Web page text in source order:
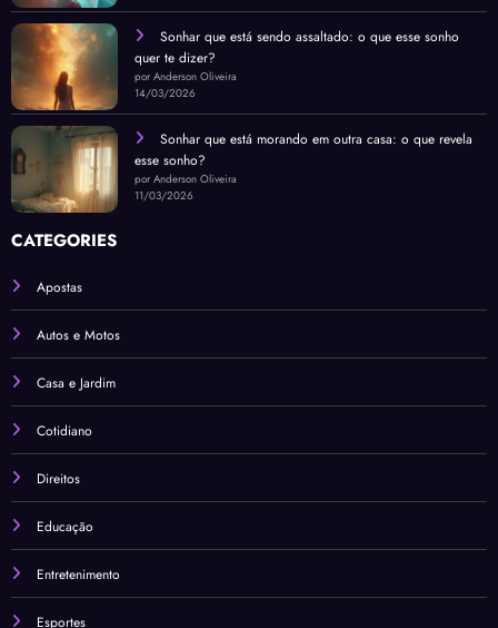
Sonhar que está sendo assaltado: o que esse sonho
quer te dizer?
por Anderson Oliveira
14/03/2026
Sonhar que está morando em outra casa: o que revela
esse sonho?
por Anderson Oliveira
11/03/2026
CATEGORIES
Apostas
Autos e Motos
Casa e Jardim
Cotidiano
Direitos
Educação
Entretenimento
Esportes